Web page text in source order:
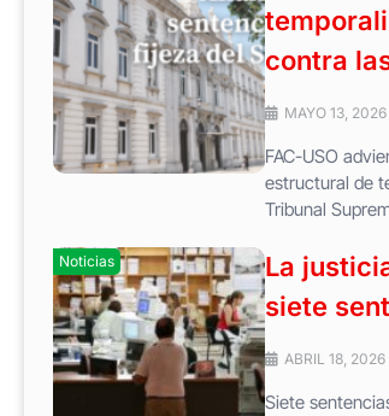
contra
MAYO 13, 2026
FAC-USO
estructural de
Tribunal
Noticias
La
siete
ABRIL 18, 2026
Siete